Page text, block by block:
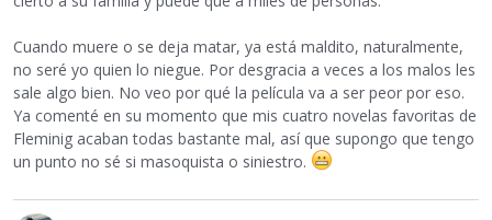
Cuando muere o se deja matar, ya está maldito, naturalmente,
no seré yo quien lo niegue. Por desgracia a veces a los malos les
sale algo bien. No veo por qué la película va a ser peor por eso.
Ya comenté en su momento que mis cuatro novelas favoritas de
Fleminig acaban todas bastante mal, así que supongo que tengo
un punto no sé si masoquista o siniestro.